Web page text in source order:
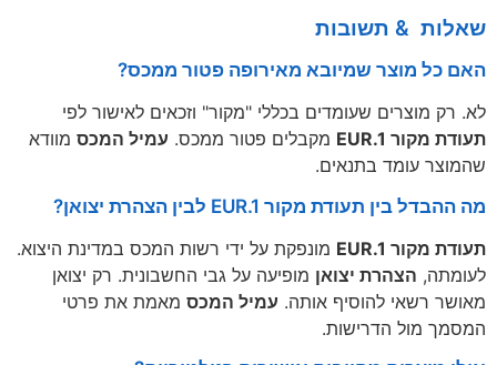
שאלות & תשובות
האם כל מוצר שמיובא מאירופה פטור ממכס?
לא. רק מוצרים שעומדים בכללי "מקור" וזכאים לאישור לפי
תעודת מקור EUR.1
מקבלים פטור ממכס. עמיל המכס מוודא
שהמוצר עומד בתנאים.
מה ההבדל בין תעודת מקור EUR.1 לבין הצהרת יצואן?
תעודת מקור EUR.1
מונפקת על ידי רשות המכס במדינת היצוא.
לעומתה, הצהרת יצואן מופיעה על גבי החשבונית. רק יצואן
מאושר רשאי להוסיף אותה. עמיל המכס מאמת את פרטי
המסמך מול הדרישות.